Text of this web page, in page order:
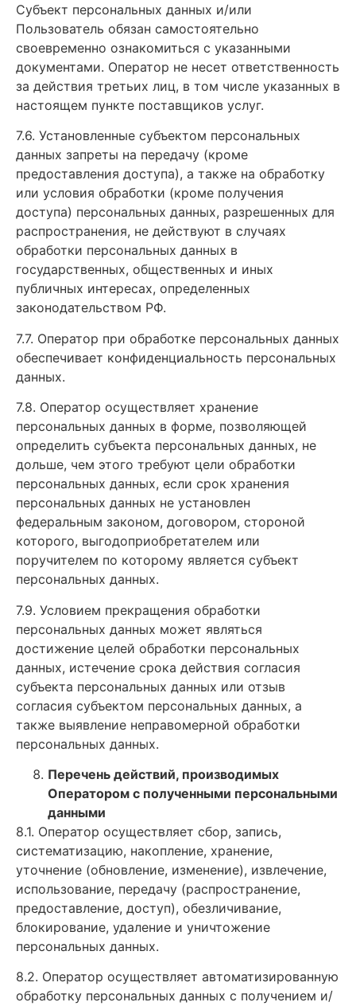
Субъект персональных данных и/или
Пользователь обязан самостоятельно
своевременно ознакомиться с указанными
документами. Оператор не несет ответственность
за действия третьих лиц, в том числе указанных в
настоящем пункте поставщиков услуг.
7.6. Установленные субъектом персональных
данных запреты на передачу (кроме
предоставления доступа), а также на обработку
или условия обработки (кроме получения
доступа) персональных данных, разрешенных для
распространения, не действуют в случаях
обработки персональных данных в
государственных, общественных и иных
публичных интересах, определенных
законодательством РФ.
7.7. Оператор при обработке персональных данных
обеспечивает конфиденциальность персональных
данных.
7.8. Оператор осуществляет хранение
персональных данных в форме, позволяющей
определить субъекта персональных данных, не
дольше, чем этого требуют цели обработки
персональных данных, если срок хранения
персональных данных не установлен
федеральным законом, договором, стороной
которого, выгодоприобретателем или
поручителем по которому является субъект
персональных данных.
7.9. Условием прекращения обработки
персональных данных может являться
достижение целей обработки персональных
данных, истечение срока действия согласия
субъекта персональных данных или отзыв
согласия субъектом персональных данных, а
также выявление неправомерной обработки
персональных данных.
Перечень действий, производимых
Оператором с полученными персональными
данными
8.1. Оператор осуществляет сбор, запись,
систематизацию, накопление, хранение,
уточнение (обновление, изменение), извлечение,
использование, передачу (распространение,
предоставление, доступ), обезличивание,
блокирование, удаление и уничтожение
персональных данных.
8.2. Оператор осуществляет автоматизированную
обработку персональных данных с получением и/